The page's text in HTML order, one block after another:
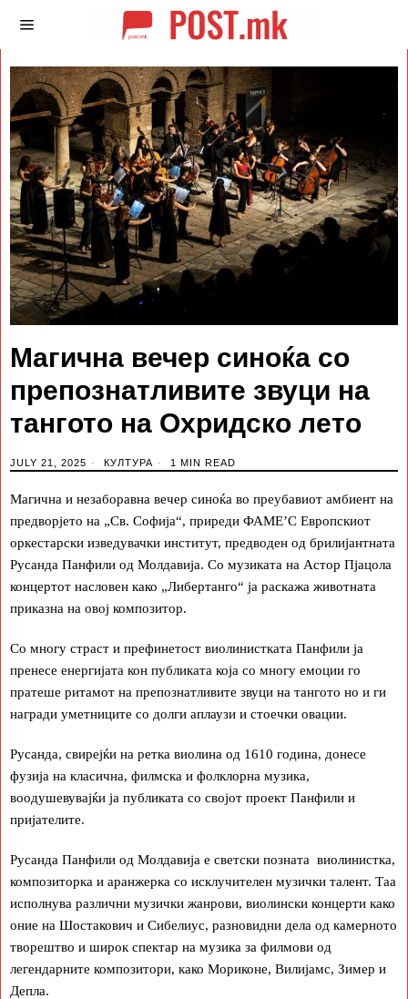
Магична вечер синоќа со
препознатливите звуци на
тангото на Охридско лето
JULY 21, 2025 КУЛТУРА 1 MIN READ
Магична и незаборавна вечер синоќа во преубавиот амбиент на
предворјето на „Св. Софија“, приреди ФАМЕ’С Европскиот
оркестарски изведувачки институт, предводен од брилијантната
Русанда Панфили од Молдавија. Со музиката на Астор Пјацола
концертот насловен како „Либертанго“ ја раскажа животната
приказна на овој композитор.
Со многу страст и префинетост виолинистката Панфили ја
пренесе енергијата кон публиката која со многу емоции го
пратеше ритамот на препознатливите звуци на тангото но и ги
награди уметниците со долги аплаузи и стоечки овации.
Русанда, свирејќи на ретка виолина од 1610 година, донесе
фузија на класична, филмска и фолклорна музика,
воодушевувајќи ја публиката со својот проект Панфили и
пријателите.
Русанда Панфили од Молдавија е светски позната виолинистка,
композиторка и аранжерка со исклучителен музички талент. Таа
исполнува различни музички жанрови, виолински концерти како
оние на Шостакович и Сибелиус, разновидни дела од камерното
творештво и широк спектар на музика за филмови од
легендарните композитори, како Мориконе, Вилијамс, Зимер и
Депла.